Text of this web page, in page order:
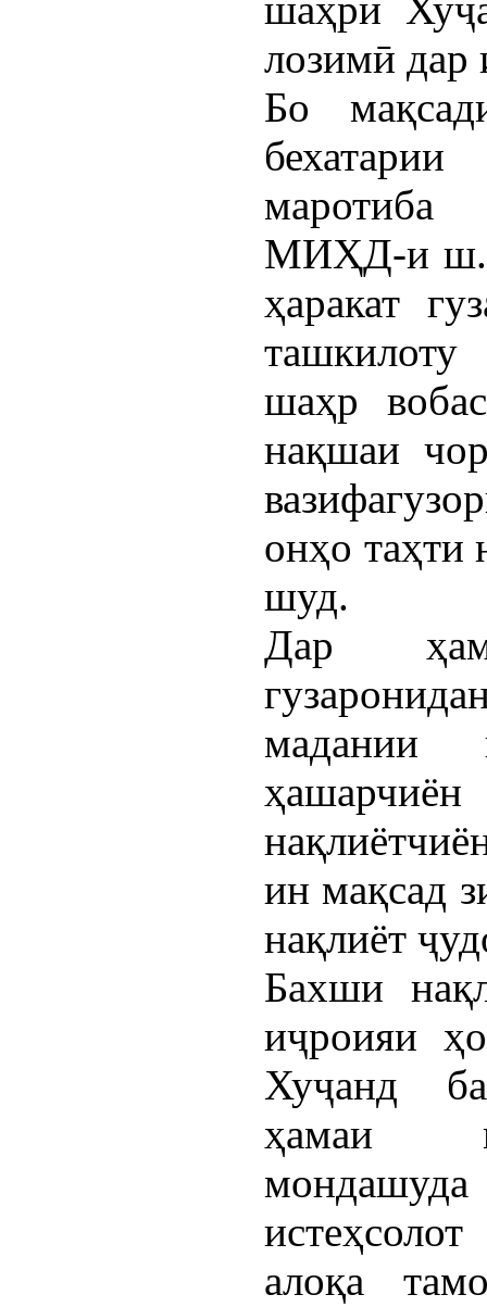
лозимӣ дар
Бо
МИҲД-и
ҳаракат
шаҳр
нақшаи
онҳо таҳти
шуд.
Дар
мадании
ин мақсад
нақлиёт
Бахши
иҷроияи
Хуҷанд
ҳамаи
алоқа